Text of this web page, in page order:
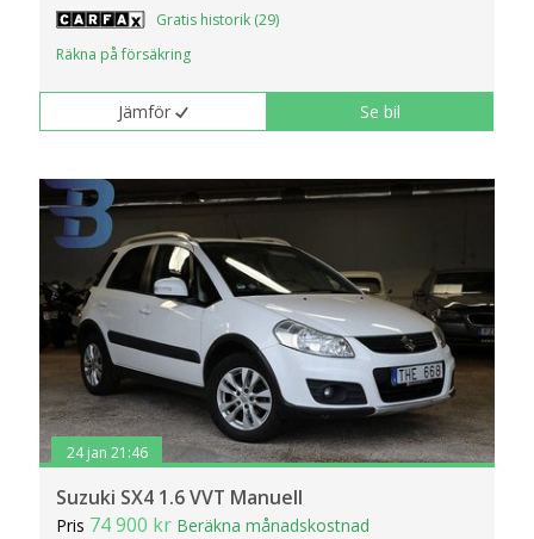
Gratis historik (29)
Räkna på försäkring
Jämför Se bil
24 jan 21:46
Suzuki SX4 1.6 VVT Manuell
Pris 74 900 kr Beräkna månadskostnad